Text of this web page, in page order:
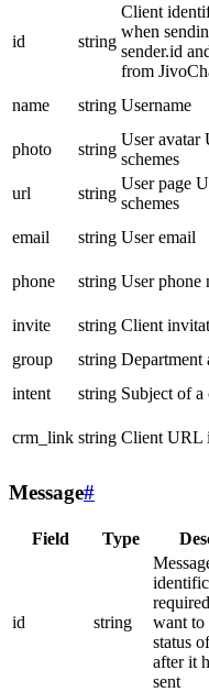
id string
Client
when
sender.id
from
name string Username
photo
string
User avatar
schemes
url
string
User page
schemes
email
string User email
phone
string User phone
invite
string Client
group
string Department
intent
string Subject of a
crm_link string Client URL
Message#
Field Type
id string
want to
status
after it
sent